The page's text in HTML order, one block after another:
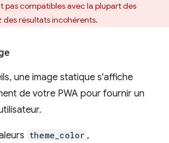
pas compatibles avec la plupart des
résultats incohérents.
une image statique s'affiche
de votre PWA pour fournir un
theme_color ,